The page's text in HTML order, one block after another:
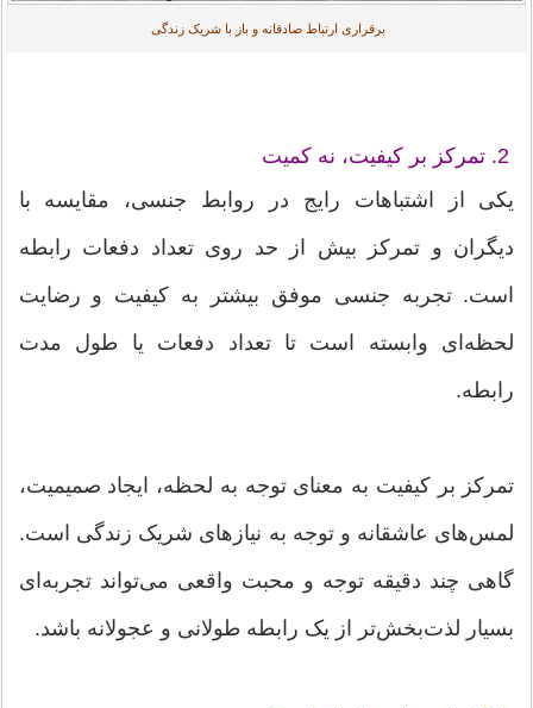
برقراری ارتباط صادقانه و باز با شریک زندگی
2. تمرکز بر کیفیت، نه کمیت
یکی از اشتباهات رایج در روابط جنسی، مقایسه با
دیگران و تمرکز بیش از حد روی تعداد دفعات رابطه
است. تجربه جنسی موفق بیشتر به کیفیت و رضایت
لحظه‌ای وابسته است تا تعداد دفعات یا طول مدت
رابطه.
تمرکز بر کیفیت به معنای توجه به لحظه، ایجاد صمیمیت،
لمس‌های عاشقانه و توجه به نیازهای شریک زندگی است.
گاهی چند دقیقه توجه و محبت واقعی می‌تواند تجربه‌ای
بسیار لذت‌بخش‌تر از یک رابطه طولانی و عجولانه باشد.